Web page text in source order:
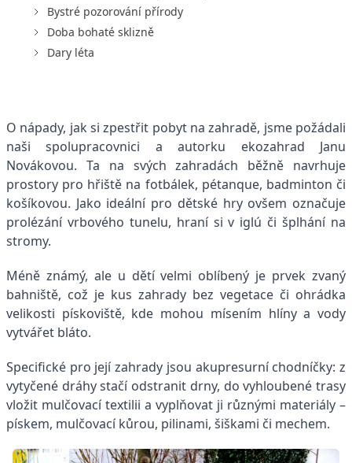
Bystré pozorování přírody
Doba bohaté sklizně
Dary léta
O nápady, jak si zpestřit pobyt na zahradě, jsme požádali
naši spolupracovnici a autorku ekozahrad Janu
Novákovou. Ta na svých zahradách běžně navrhuje
prostory pro hřiště na fotbálek, pétanque, badminton či
košíkovou. Jako ideální pro dětské hry ovšem označuje
prolézání vrbového tunelu, hraní si v iglú či šplhání na
stromy.
Méně známý, ale u dětí velmi oblíbený je prvek zvaný
bahniště, což je kus zahrady bez vegetace či ohrádka
velikosti pískoviště, kde mohou mísením hlíny a vody
vytvářet bláto.
Specifické pro její zahrady jsou akupresurní chodníčky: z
vytyčené dráhy stačí odstranit drny, do vyhloubené trasy
vložit mulčovací textilii a vyplňovat ji různými materiály –
pískem, mulčovací kůrou, pilinami, šiškami či mechem.